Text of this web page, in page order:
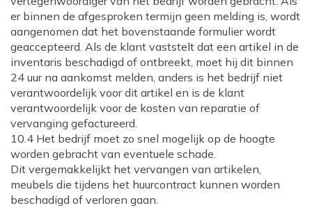
er binnen de afgesproken termijn geen melding is, wordt
aangenomen dat het bovenstaande formulier wordt
geaccepteerd. Als de klant vaststelt dat een artikel in de
inventaris beschadigd of ontbreekt, moet hij dit binnen
24 uur na aankomst melden, anders is het bedrijf niet
verantwoordelijk voor dit artikel en is de klant
verantwoordelijk voor de kosten van reparatie of
vervanging gefactureerd.
10.4 Het bedrijf moet zo snel mogelijk op de hoogte
worden gebracht van eventuele schade.
Dit vergemakkelijkt het vervangen van artikelen,
meubels die tijdens het huurcontract kunnen worden
beschadigd of verloren gaan.